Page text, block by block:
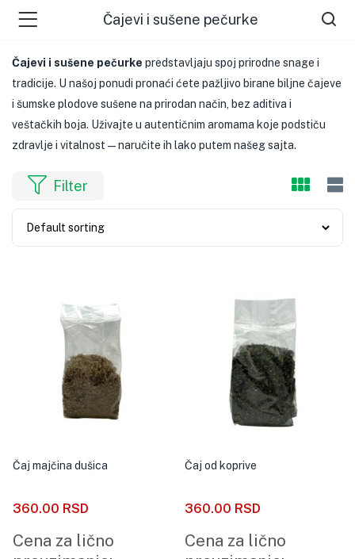
Čajevi i sušene pečurke
Čajevi i sušene pečurke predstavljaju spoj prirodne snage i
tradicije. U našoj ponudi pronaći ćete pažljivo birane biljne čajeve
i šumske plodove sušene na prirodan način, bez aditiva i
veštačkih boja. Uživajte u autentičnim aromama koje podstiču
zdravlje i vitalnost — naručite ih lako putem našeg sajta.
Filter
Čaj majčina dušica
360.00 RSD
Cena za lično
Čaj od koprive
360.00 RSD
Cena za lično